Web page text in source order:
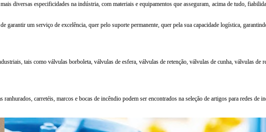
diversas especificidades na indústria, com materiais e equipamentos que asseguram, acima de tudo,
garantir um serviço de excelência, quer pelo suporte permanente, quer pela sua capacidade logística,
tais como válvulas borboleta, válvulas de esfera, válvulas de retenção, válvulas de cunha, válvulas de
carretéis, marcos e bocas de incêndio podem ser encontrados na seleção de artigos para redes